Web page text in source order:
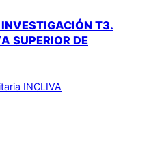
T3.
SUPERIOR DE
INCLIVA